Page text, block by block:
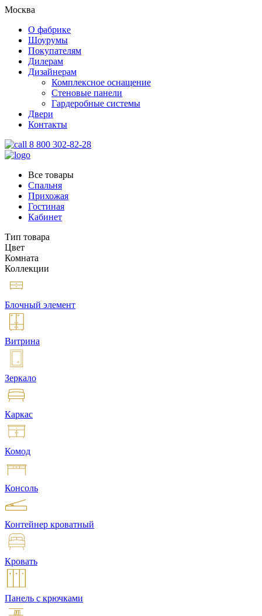
Москва
О фабрике
Шоурумы
Покупателям
Дилерам
Дизайнерам
Комплексное оснащение
Стеновые панели
Гардеробные системы
Двери
Контакты
8 800 302-82-28
Все товары
Спальня
Прихожая
Гостиная
Кабинет
Тип товара
Цвет
Комната
Коллекции
Блочный элемент
Витрина
Зеркало
Каркас
Комод
Консоль
Контейнер кроватный
Кровать
Панель с крючками